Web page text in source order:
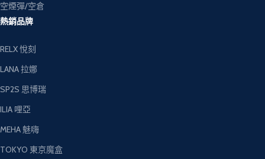
空煙彈/空倉
熱銷品牌
RELX 悅刻
LANA 拉娜
SP2S 思博瑞
ILIA 哩亞
MEHA 魅嗨
TOKYO 東京魔盒